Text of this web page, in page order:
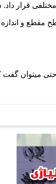
قرار
و اندازه
میتوان